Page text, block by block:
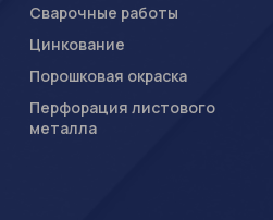
Сварочные работы
Цинкование
Порошковая окраска
Перфорация листового
металла